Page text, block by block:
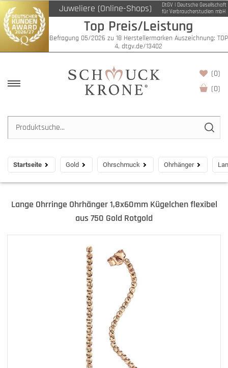
Juweliere (Online-Shops)
DtGV | Deutsche Gesellschaft
für Verbraucherstudien mbH
Top Preis/Leistung
Befragung 05/2026 zu 18 Herstellermarken Auszeichnung: TOP
4, dtgv.de/13402
(0)
(0)
Startseite Gold Ohrschmuck Ohrhänger
Lange Ohrringe Ohrhänger 1,8x60mm Kügelchen flexibel
aus 750 Gold Rotgold